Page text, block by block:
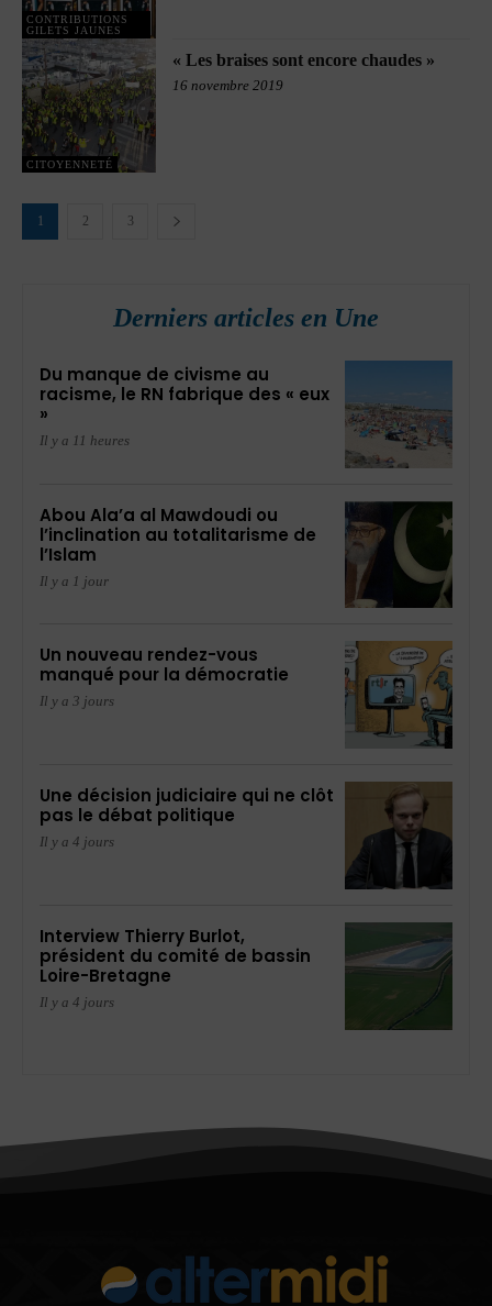
CONTRIBUTIONS
GILETS JAUNES
CITOYENNETÉ
« Les braises sont encore chaudes »
16 novembre 2019
1 2 3
Derniers articles en Une
Du manque de civisme au
racisme, le RN fabrique des « eux
»
Il y a 11 heures
Abou Ala’a al Mawdoudi ou
l’inclination au totalitarisme de
l’Islam
Il y a 1 jour
Un nouveau rendez-vous
manqué pour la démocratie
Il y a 3 jours
Une décision judiciaire qui ne clôt
pas le débat politique
Il y a 4 jours
Interview Thierry Burlot,
président du comité de bassin
Loire-Bretagne
Il y a 4 jours